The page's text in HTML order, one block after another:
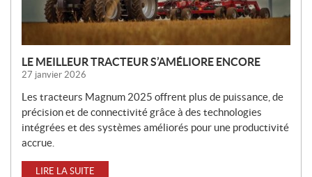
L
L
E
S
LE MEILLEUR TRACTEUR S’AMÉLIORE ENCORE
27 janvier 2026
Les tracteurs Magnum 2025 offrent plus de puissance, de
précision et de connectivité grâce à des technologies
intégrées et des systèmes améliorés pour une productivité
accrue.
LIRE LA SUITE